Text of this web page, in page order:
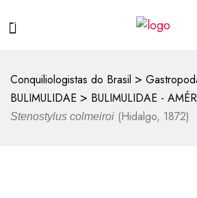
Conquiliologistas do Brasil >
BULIMULIDAE > BULIMULIDAE -
Stenostylus colmeiroi (Hidalgo, 1872)